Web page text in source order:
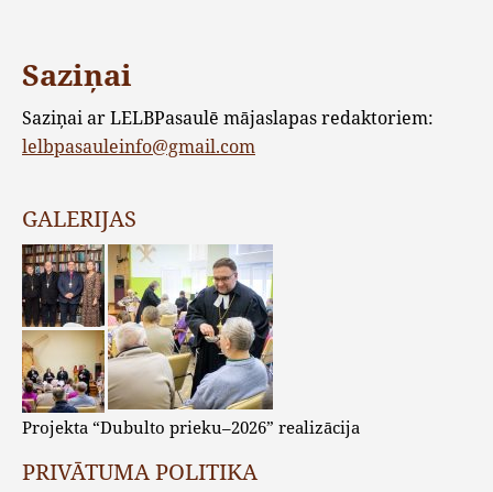
Saziņai
Saziņai ar LELBPasaulē mājaslapas redaktoriem:
lelbpasauleinfo@gmail.com
GALERIJAS
Projekta “Dubulto prieku–2026” realizācija
PRIVĀTUMA POLITIKA